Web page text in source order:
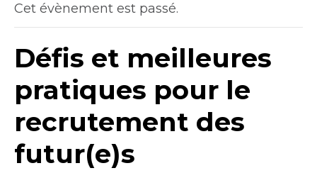
Cet évènement est passé.
Défis et meilleures
pratiques pour le
recrutement des
futur(e)s